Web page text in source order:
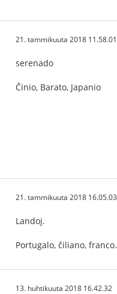
21. tammikuuta 2018 11.58.01
serenado
Ĉinio, Barato, Japanio
21. tammikuuta 2018 16.05.03
Landoj.
Portugalo, ĉiliano, franco.
13. huhtikuuta 2018 16.42.32